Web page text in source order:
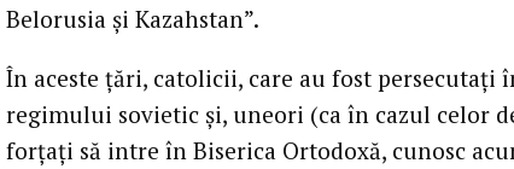
Belorusia şi Kazahstan”.
În aceste ţări, catolicii, care au fost persecutaţi
regimului sovietic şi, uneori (ca în cazul celor
forţaţi să intre în Biserica Ortodoxă, cunosc